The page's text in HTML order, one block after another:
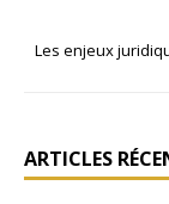
Les enjeux
ARTICLES